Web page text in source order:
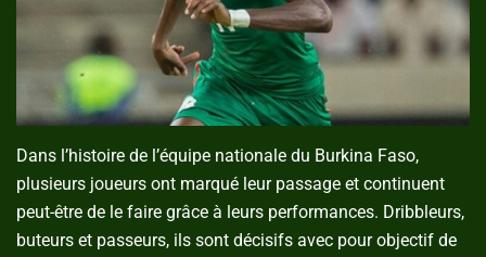
Dans l’histoire de l’équipe nationale du Burkina Faso,
plusieurs joueurs ont marqué leur passage et continuent
peut-être de le faire grâce à leurs performances. Dribbleurs,
buteurs et passeurs, ils sont décisifs avec pour objectif de